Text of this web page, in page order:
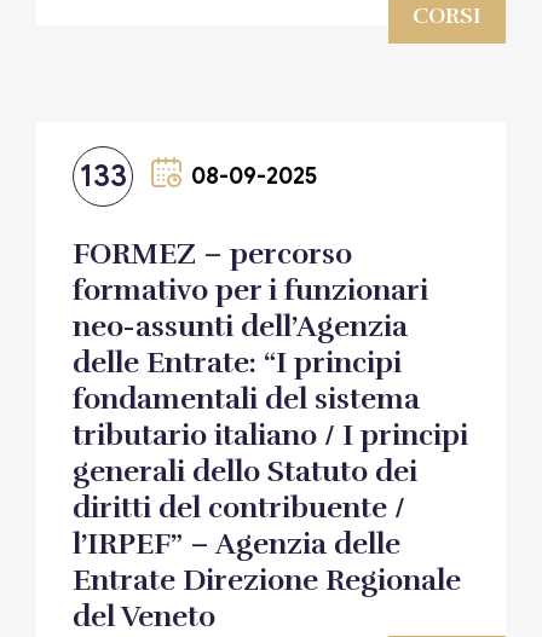
CORSI
133 08-09-2025
FORMEZ – percorso
formativo per i funzionari
neo-assunti dell’Agenzia
delle Entrate: “I principi
fondamentali del sistema
tributario italiano / I principi
generali dello Statuto dei
diritti del contribuente /
l’IRPEF” – Agenzia delle
Entrate Direzione Regionale
del Veneto